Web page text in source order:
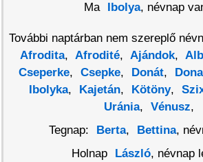
Ma
Ibolya, névnap
További naptárban nem szereplő
Afrodita, Afrodité, Ajándok,
Cseperke, Csepke, Donát,
Ibolyka, Kajetán, Kötöny,
Uránia, Vénusz,
Tegnap:
Berta, Bettina,
Holnap
László, névnap